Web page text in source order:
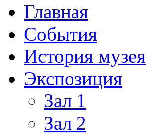
Главная
События
История музея
Экспозиция
Зал 1
Зал 2